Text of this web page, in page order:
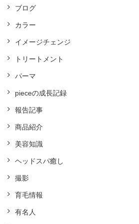
ブログ
カラー
イメージチェンジ
トリートメント
パーマ
pieceの成長記録
報告記事
商品紹介
美容知識
ヘッドスパ癒し
撮影
育毛情報
有名人